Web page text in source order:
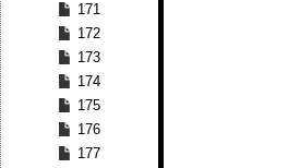
171
172
173
174
175
176
177